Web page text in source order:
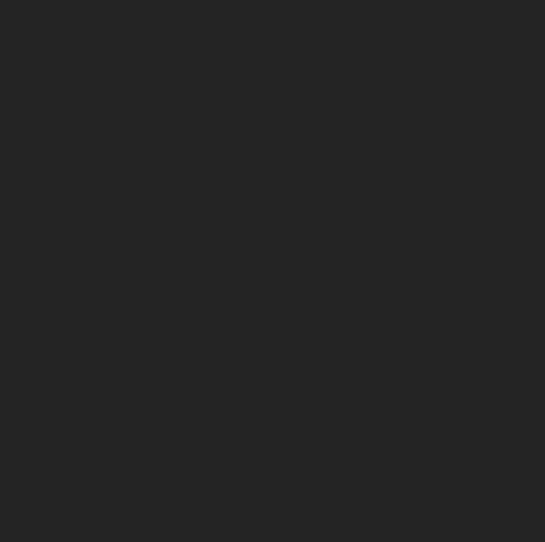
meer dan 300 mm regen in januari en deze maand is
te houden, aangezien op sommige plaatsen de zon kan